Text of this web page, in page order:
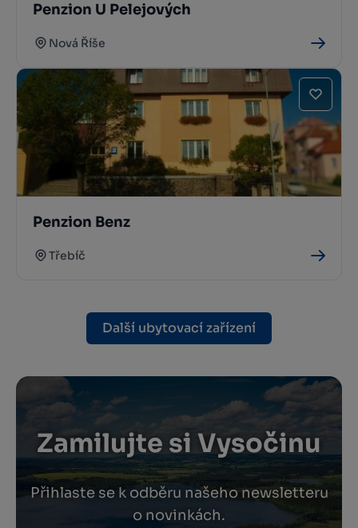
Penzion U Pelejových
Nová Říše
Penzion Benz
Třebíč
Další ubytovací zařízení
Zamilujte si Vysočinu
Přihlaste se k odběru našeho newsletteru
o novinkách.